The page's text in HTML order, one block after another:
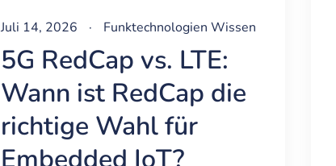
Juli 14, 2026 · FunktechnologienWissen
5G RedCap vs. LTE:
Wann ist RedCap die
richtige Wahl für